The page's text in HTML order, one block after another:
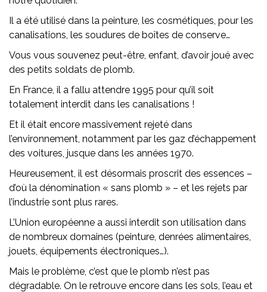
Il a été utilisé dans la peinture, les cosmétiques, pour les
canalisations, les soudures de boîtes de conserve…
Vous vous souvenez peut-être, enfant, d’avoir joué avec
des petits soldats de plomb.
En France, il a fallu attendre 1995 pour qu’il soit
totalement interdit dans les canalisations !
Et il était encore massivement rejeté dans
l’environnement, notamment par les gaz d’échappement
des voitures, jusque dans les années 1970.
Heureusement, il est désormais proscrit des essences –
d’où la dénomination « sans plomb » – et les rejets par
l’industrie sont plus rares.
L’Union européenne a aussi interdit son utilisation dans
de nombreux domaines (peinture, denrées alimentaires,
jouets, équipements électroniques…).
Mais le problème, c’est que le plomb n’est pas
dégradable. On le retrouve encore dans les sols, l’eau et